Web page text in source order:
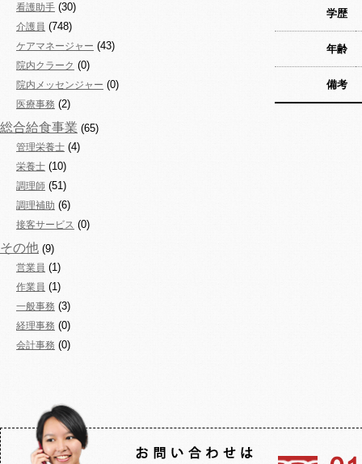
看護助手 (30)
介護員 (748)
ケアマネージャー (43)
院内クラーク (0)
院内メッセンジャー (0)
医療事務 (2)
総合給食事業 (65)
管理栄養士 (4)
栄養士 (10)
調理師 (51)
調理補助 (6)
接客サービス (0)
その他 (9)
営業員 (1)
作業員 (1)
一般事務 (3)
経理事務 (0)
会計事務 (0)
学歴
年齢
備考